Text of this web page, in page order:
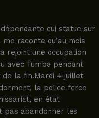
qui statue sur
raconte qu’au mois
rejoint une occupation
avec Tumba pendant
de la fin.Mardi 4 juillet
la police force
en état
pas abandonner les